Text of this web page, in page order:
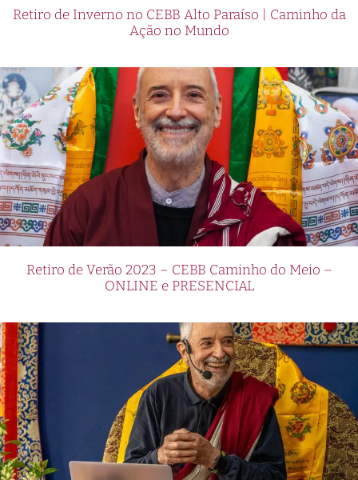
Retiro de Inverno no CEBB Alto Paraíso | Caminho da
Ação no Mundo
Retiro de Verão 2023 – CEBB Caminho do Meio –
ONLINE e PRESENCIAL